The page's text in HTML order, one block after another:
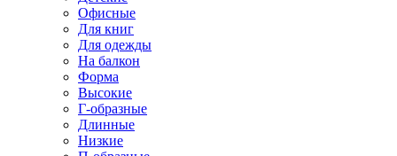
Офисные
Для книг
Для одежды
На балкон
Форма
Высокие
Г-образные
Длинные
Низкие